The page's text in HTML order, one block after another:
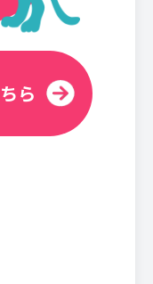
ら